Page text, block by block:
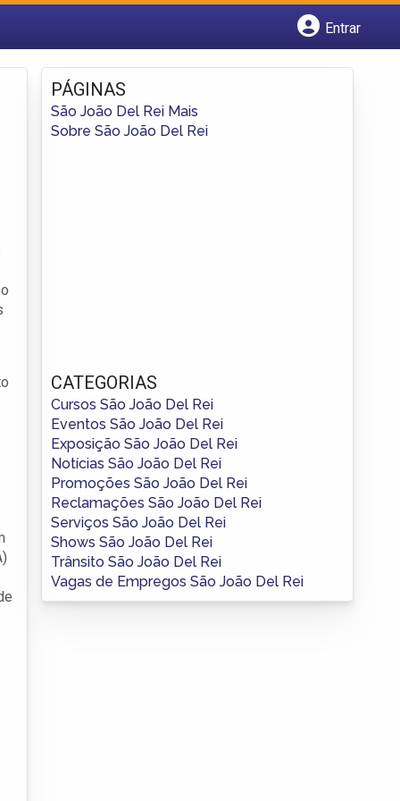
Entrar
Fazer login
Criar conta
PÁGINAS
São João Del Rei Mais
Sobre São João Del Rei
CATEGORIAS
Cursos São João Del Rei
Eventos São João Del Rei
Exposição São João Del Rei
Notícias São João Del Rei
Promoções São João Del Rei
Reclamações São João Del Rei
Serviços São João Del Rei
Shows São João Del Rei
Trânsito São João Del Rei
Vagas de Empregos São João Del Rei